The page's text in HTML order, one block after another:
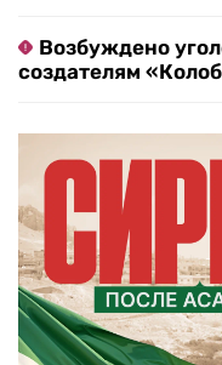
Возбуждено
создателям